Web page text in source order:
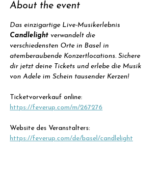
About the event
Das einzigartige Live-Musikerlebnis
Candlelight verwandelt die
verschiedensten Orte in Basel in
atemberaubende Konzertlocations. Sichere
dir jetzt deine Tickets und erlebe die Musik
von Adele im Schein tausender Kerzen!
Ticketvorverkauf online:
https://feverup.com/m/267276
Website des Veranstalters:
https://feverup.com/de/basel/candlelight